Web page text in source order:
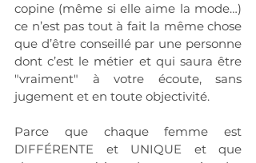
copine (même si elle aime la mode…)
ce n’est pas tout à fait la même chose
que d’être conseillé par une personne
dont c’est le métier et qui saura être
"vraiment" à votre écoute, sans
jugement et en toute objectivité.
Parce que chaque femme est
DIFFÉRENTE et UNIQUE et que